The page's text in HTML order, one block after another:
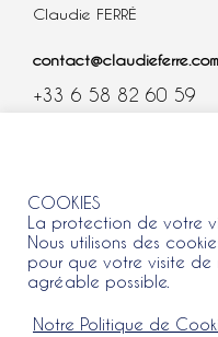
Claudie FERRÉ
contact@claudieferre.com
+33 6 58 82 60 59
COOKIES
La protection de votre
Nous utilisons des
pour que votre visite de
agréable possible.
Notre Politique de